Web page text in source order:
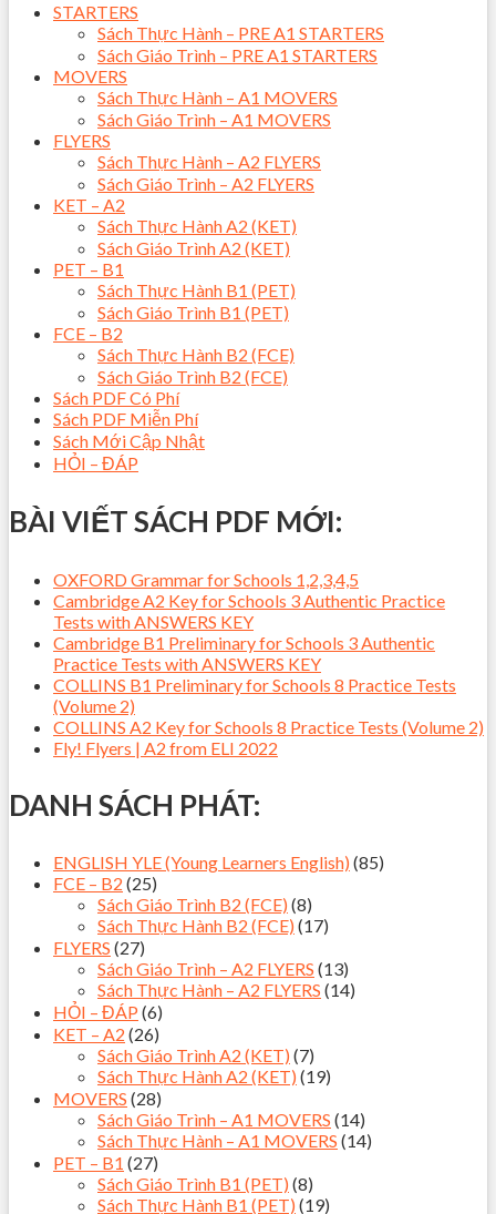
STARTERS
Sách Thực Hành – PRE A1 STARTERS
Sách Giáo Trình – PRE A1 STARTERS
MOVERS
Sách Thực Hành – A1 MOVERS
Sách Giáo Trình – A1 MOVERS
FLYERS
Sách Thực Hành – A2 FLYERS
Sách Giáo Trình – A2 FLYERS
KET – A2
Sách Thực Hành A2 (KET)
Sách Giáo Trình A2 (KET)
PET – B1
Sách Thực Hành B1 (PET)
Sách Giáo Trình B1 (PET)
FCE – B2
Sách Thực Hành B2 (FCE)
Sách Giáo Trình B2 (FCE)
Sách PDF Có Phí
Sách PDF Miễn Phí
Sách Mới Cập Nhật
HỎI – ĐÁP
BÀI VIẾT SÁCH PDF MỚI:
OXFORD Grammar for Schools 1,2,3,4,5
Cambridge A2 Key for Schools 3 Authentic Practice
Tests with ANSWERS KEY
Cambridge B1 Preliminary for Schools 3 Authentic
Practice Tests with ANSWERS KEY
COLLINS B1 Preliminary for Schools 8 Practice Tests
(Volume 2)
COLLINS A2 Key for Schools 8 Practice Tests (Volume 2)
Fly! Flyers | A2 from ELI 2022
DANH SÁCH PHÁT:
ENGLISH YLE (Young Learners English) (85)
FCE – B2 (25)
Sách Giáo Trình B2 (FCE) (8)
Sách Thực Hành B2 (FCE) (17)
FLYERS (27)
Sách Giáo Trình – A2 FLYERS (13)
Sách Thực Hành – A2 FLYERS (14)
HỎI – ĐÁP (6)
KET – A2 (26)
Sách Giáo Trình A2 (KET) (7)
Sách Thực Hành A2 (KET) (19)
MOVERS (28)
Sách Giáo Trình – A1 MOVERS (14)
Sách Thực Hành – A1 MOVERS (14)
PET – B1 (27)
Sách Giáo Trình B1 (PET) (8)
Sách Thực Hành B1 (PET) (19)